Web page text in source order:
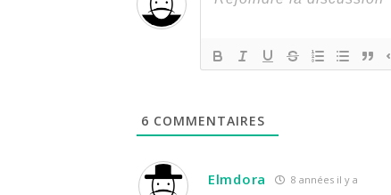
6 COMMENTAIRES
Elmdora 8 années il y a